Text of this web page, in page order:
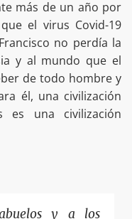
más de un año por
el virus Covid-19
no perdía la
y al mundo que el
de todo hombre y
él, una civilización
es una civilización
y a los